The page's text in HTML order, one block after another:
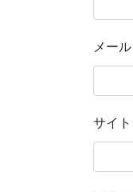
メール
サイト